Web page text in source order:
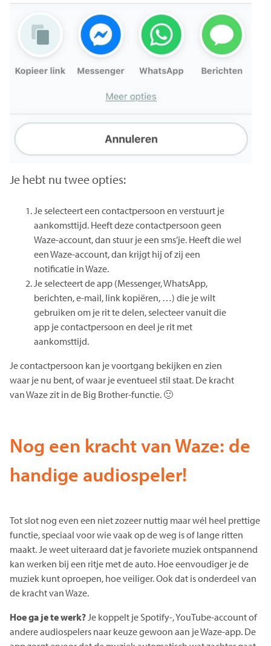
Je hebt nu twee opties:
Je selecteert een contactpersoon en verstuurt je
aankomsttijd. Heeft deze contactpersoon geen
Waze-account, dan stuur je een sms’je. Heeft die wel
een Waze-account, dan krijgt hij of zij een
notificatie in Waze.
Je selecteert de app (Messenger, WhatsApp,
berichten, e-mail, link kopiëren, …) die je wilt
gebruiken om je rit te delen, selecteer vanuit die
app je contactpersoon en deel je rit met
aankomsttijd.
Je contactpersoon kan je voortgang bekijken en zien
waar je nu bent, of waar je eventueel stil staat. De kracht
van Waze zit in de Big Brother-functie. 🙂
Nog een kracht van Waze: de
handige audiospeler!
Tot slot nog even een niet zozeer nuttig maar wél heel prettige
functie, speciaal voor wie vaak op de weg is of lange ritten
maakt. Je weet uiteraard dat je favoriete muziek ontspannend
kan werken bij een ritje met de auto. Hoe eenvoudiger je de
muziek kunt oproepen, hoe veiliger. Ook dat is onderdeel van
de kracht van Waze.
Hoe ga je te werk?Je koppelt je Spotify-, YouTube-account of
andere audiospelers naar keuze gewoon aan je Waze-app. De